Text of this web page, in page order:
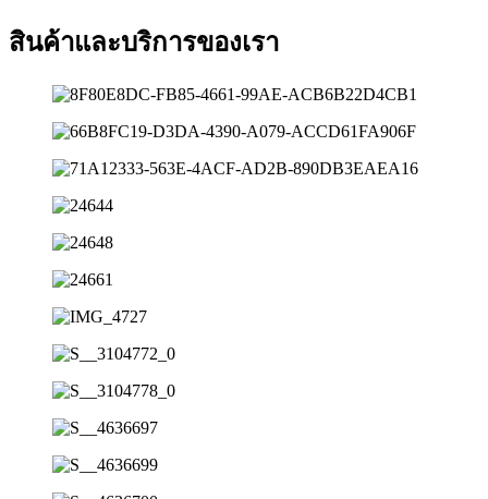
สินค้าและบริการของเรา